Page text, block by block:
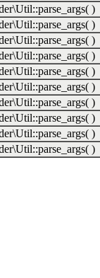
)
)
)
)
)
)
)
)
)
)